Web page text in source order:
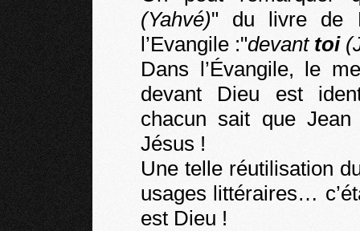
(Yahvé)" du livre de
l’Evangile :"devant toi
Dans l’Évangile, le
devant Dieu est
chacun sait que
Jésus !
Une telle réutilisation
usages littéraires…
est Dieu !